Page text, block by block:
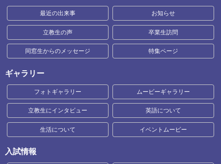
最近の出来事 お知らせ
立教生の声 卒業生訪問
同窓生からのメッセージ 特集ページ
ギャラリー
フォトギャラリー ムービーギャラリー
立教生にインタビュー 英語について
生活について イベントムービー
入試情報